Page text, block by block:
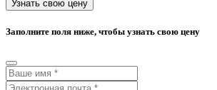
Узнать свою цену
Заполните поля ниже, чтобы узнать свою цену